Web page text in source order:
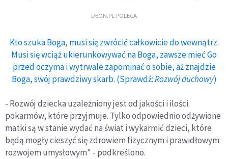
DEON.PL POLECA
Kto szuka Boga, musi się zwrócić całkowicie do wewnątrz.
Musi się wciąż ukierunkowywać na Boga, zawsze mieć Go
przed oczyma i wytrwale zapominać o sobie, aż znajdzie
Boga, swój prawdziwy skarb. (Sprawdź:Rozwój duchowy)
- Rozwój dziecka uzależniony jest od jakości i ilości
pokarmów, które przyjmuje. Tylko odpowiednio odżywione
matki są w stanie wydać na świat i wykarmić dzieci, które
będą mogły cieszyć się zdrowiem fizycznym i prawidłowym
rozwojem umysłowym" - podkreślono.